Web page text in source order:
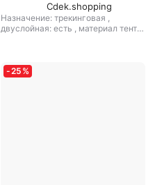
Cdek.shopping
Назначение: трекинговая ,
двуслойная: есть , материал тента:
-25 %